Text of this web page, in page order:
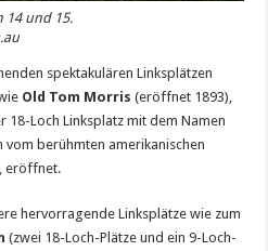
14 und 15.
spektakul ären Linkspl ätzen
Old Tom Morris (eröffnet 1893),
Loch Linksplatz mit dem Namen
vom berü hmten amerikanischen
eröffnet.
hervorragende Linkspl ätze wie zum
(zwei 18-Loch-Pl ätze und ein 9-Loch-